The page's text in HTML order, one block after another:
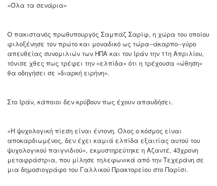
«Όλα τα σενάρια»
Ο πακιστανός πρωθυπουργός Σαμπάζ Σαρίφ, η χώρα του οποίου
φιλοξένησε τον πρώτο και μοναδικό ως τώρα--άκαρπο--γύρο
απευθείας συνομιλιών των ΗΠΑ και του Ιράν την 11η Απριλίου,
τόνισε χθες πως τρέφει την «ελπίδα» ότι η τρέχουσα «ώθηση»
θα οδηγήσει σε «διαρκή ειρήνη».
Στο Ιράν, κάποιοι δεν κρύβουν πως έχουν απαυδήσει.
«Η ψυχολογική πίεση είναι έντονη. Όλος ο κόσμος είναι
αποκαρδιωμένος, δεν έχει καμιά ελπίδα εξαιτίας αυτού του
ψυχολογικού παιγνιδιού», εκμυστηρεύτηκε η Αζαντέ, 43χρονη
μεταφράστρια, που μίλησε τηλεφωνικά από την Τεχεράνη σε
μια δημοσιογράφο του Γαλλικού Πρακτορείου στο Παρίσι.